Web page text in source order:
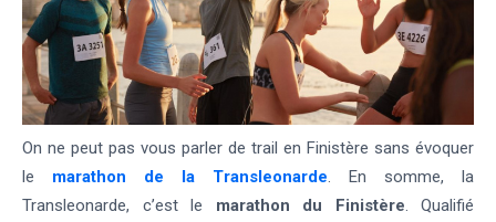
On ne peut pas vous parler de trail en Finistère sans évoquer
le marathon de la Transleonarde. En somme, la
Transleonarde, c’est le marathon du Finistère. Qualifié